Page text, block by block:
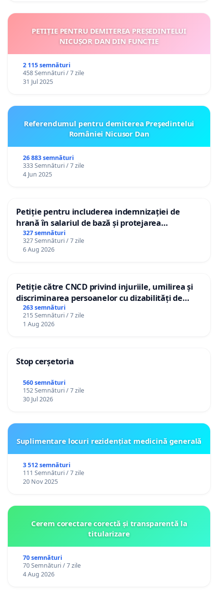
PETIȚIE PENTRU DEMITEREA PREȘEDINTELUI
NICUȘOR DAN DIN FUNCȚIE
2 115 semnături
458 Semnături / 7 zile
31 Jul 2025
Referendumul pentru demiterea Preşedintelui
României Nicusor Dan
26 883 semnături
333 Semnături / 7 zile
4 Jun 2025
Petiție pentru includerea indemnizației de
hrană în salariul de bază și protejarea
gradațiilor de vechime pentru asistenții
personali
327 semnături
327 Semnături / 7 zile
6 Aug 2026
Petiție către CNCD privind injuriile, umilirea și
discriminarea persoanelor cu dizabilități de
către utilizatorul TikTok „Gorici”
263 semnături
215 Semnături / 7 zile
1 Aug 2026
Stop cerșetoria
560 semnături
152 Semnături / 7 zile
30 Jul 2026
Suplimentare locuri rezidențiat medicină generală
3 512 semnături
111 Semnături / 7 zile
20 Nov 2025
Cerem corectare corectă și transparentă la
titularizare
70 semnături
70 Semnături / 7 zile
4 Aug 2026